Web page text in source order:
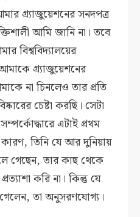
গ্র্যাজুয়েশনের সনদপত্র
আমি জানি না। তবে
বিশ্ববিদ্যালয়ের
গ্র্যাজুয়েশনের
না চিনলেও তার প্রতি
চেষ্টা করছি। সেটা
এটাই প্রথম
তিনি যে আর দুনিয়ায়
গেছেন, তার কাছ থেকে
করি না। কিন্তু যে
গেলেন, তা অনুসরণযোগ্য।